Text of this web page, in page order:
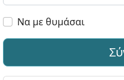
Να με θυμάσαι